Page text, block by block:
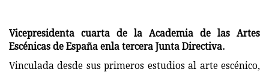
Vicepresidenta cuarta de la Academia de las Artes
Escénicas de España enla tercera Junta Directiva.
Vinculada desde sus primeros estudios al arte escénico,